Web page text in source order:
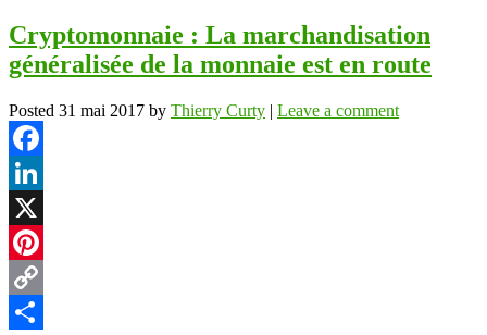
Cryptomonnaie : La marchandisation
généralisée de la monnaie est en route
Posted 31 mai 2017 by Thierry Curty | Leave a comment
Facebook
LinkedIn
X
Pinterest
Copy